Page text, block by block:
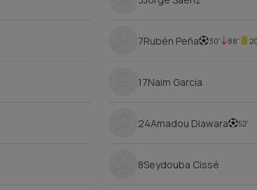
7Rubén Peña 30' 88'
17Naim García
24Amadou Diawara 52'
8Seydouba Cissé